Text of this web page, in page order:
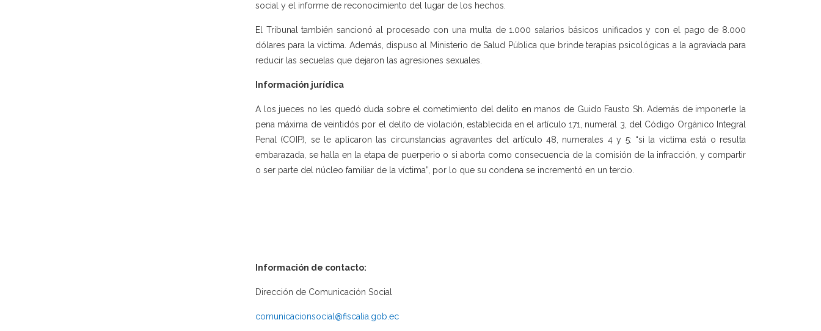
social y el informe de reconocimiento del lugar de los hechos.
El Tribunal también sancionó al procesado con una multa de 1.000 salarios básicos unificados y con el pago de 8.000
dólares para la víctima. Además, dispuso al Ministerio de Salud Pública que brinde terapias psicológicas a la agraviada para
reducir las secuelas que dejaron las agresiones sexuales.
Información jurídica
A los jueces no les quedó duda sobre el cometimiento del delito en manos de Guido Fausto Sh. Además de imponerle la
pena máxima de veintidós por el delito de violación, establecida en el artículo 171, numeral 3, del Código Orgánico Integral
Penal (COIP), se le aplicaron las circunstancias agravantes del artículo 48, numerales 4 y 5: “si la víctima está o resulta
embarazada, se halla en la etapa de puerperio o si aborta como consecuencia de la comisión de la infracción, y compartir
o ser parte del núcleo familiar de la víctima”, por lo que su condena se incrementó en un tercio.
Información de contacto:
Dirección de Comunicación Social
comunicacionsocial@fiscalia.gob.ec